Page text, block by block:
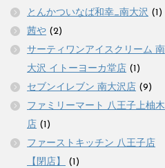
とんかついなば和幸_南大沢 (1)
茜や (2)
サーティワンアイスクリーム 南
大沢 イトーヨーカ堂店 (1)
セブンイレブン 南大沢店 (9)
ファミリーマート 八王子上柚木
店 (1)
ファーストキッチン 八王子店
【閉店】
(1)